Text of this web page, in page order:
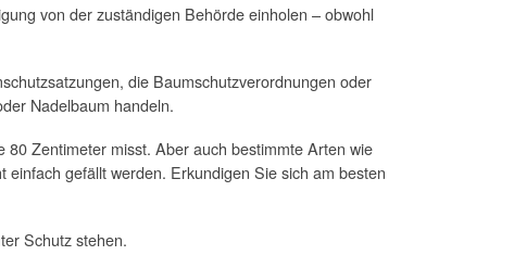
von der zuständigen Behörde einholen – obwohl
die Baumschutzverordnungen oder
Nadelbaum handeln.
Zentimeter misst. Aber auch bestimmte Arten wie
einfach gefällt werden. Erkundigen Sie sich am besten
Schutz stehen.